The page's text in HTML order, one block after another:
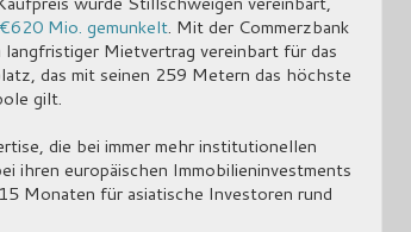
Mio. gemunkelt. Mit der Commerzbank
Mietvertrag vereinbart für das
das mit seinen 259 Metern das höchste
gilt.
die bei immer mehr institutionellen
ihren europäischen Immobilieninvestments
Monaten für asiatische Investoren rund